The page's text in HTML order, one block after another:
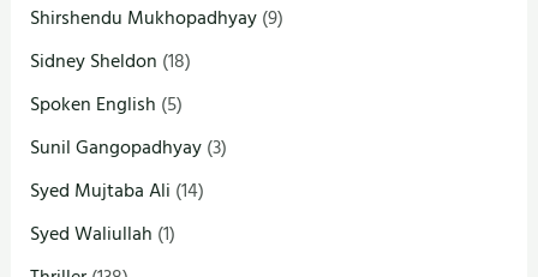
Shirshendu Mukhopadhyay(9)
Sidney Sheldon (18)
Spoken English (5)
Sunil Gangopadhyay(3)
Syed Mujtaba Ali (14)
Syed Waliullah (1)